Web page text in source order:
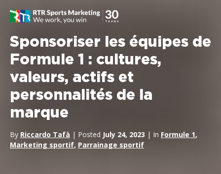
Sponsoriser les équipes de
Formule 1 : cultures,
valeurs, actifs et
personnalités de la
marque
By Riccardo Tafà | Posted July 24, 2023 | In Formule 1,
Marketing sportif, Parrainage sportif